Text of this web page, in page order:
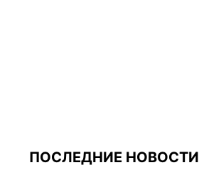
ПОСЛЕДНИЕ НОВОСТИ